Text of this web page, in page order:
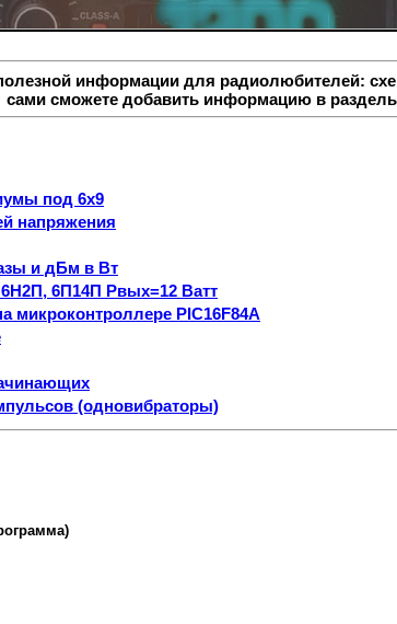
информации для радиолюбителей:
сами сможете добавить информацию в
под 6х9
напряжения
и дБм в Вт
6П14П Рвых=12 Ватт
микроконтроллере PIC16F84A
(одновибраторы)